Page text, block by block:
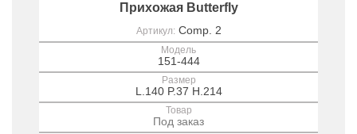
Прихожая Butterfly
Артикул: Comp. 2
Модель
151-444
Размер
L.140 P.37 H.214
Товар
Под заказ